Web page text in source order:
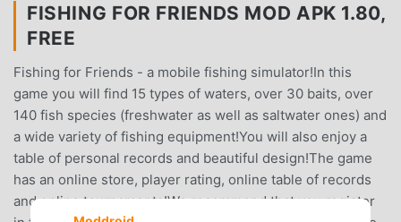
FISHING FOR FRIENDS MOD APK 1.80,
FREE
Fishing for Friends - a mobile fishing simulator!In this
game you will find 15 types of waters, over 30 baits, over
140 fish species (freshwater as well as saltwater ones) and
a wide variety of fishing equipment!You will also enjoy a
table of personal records and beautiful design!The game
has an online store, player rating, online table of records
and online tournaments!We recommend that you register